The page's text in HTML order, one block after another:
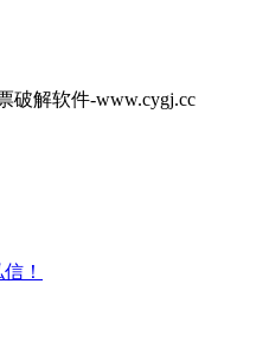
破解软件-www.cygj.cc
！